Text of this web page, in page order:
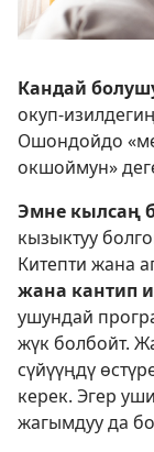
Кандай
окуп-
Ошондойдо
окшоймун»
Эмне кылсаң
кызыктуу
Китепти жана
жана кантип
ушундай
жүк болбойт.
сүйүүңдү
керек. Эгер
жагымдуу да